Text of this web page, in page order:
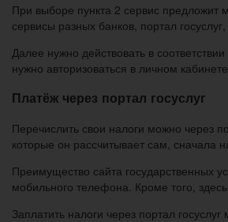
При выборе пункта 2 сервис предложит
сервисы разных банков, портал
Далее нужно действовать в
нужно авторизоваться в личном
Платёж через портал госуслуг
Перечислить свои налоги можно через
которые он рассчитывает сам,
Преимущество сайта государственных
мобильного телефона. Кроме того,
Заплатить налоги через портал